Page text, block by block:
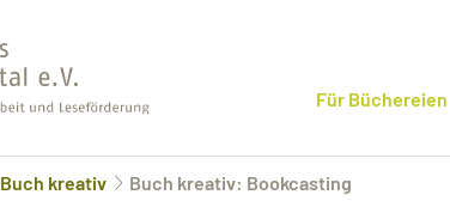
Für Büchereien
Buch kreativ Buch kreativ: Bookcasting